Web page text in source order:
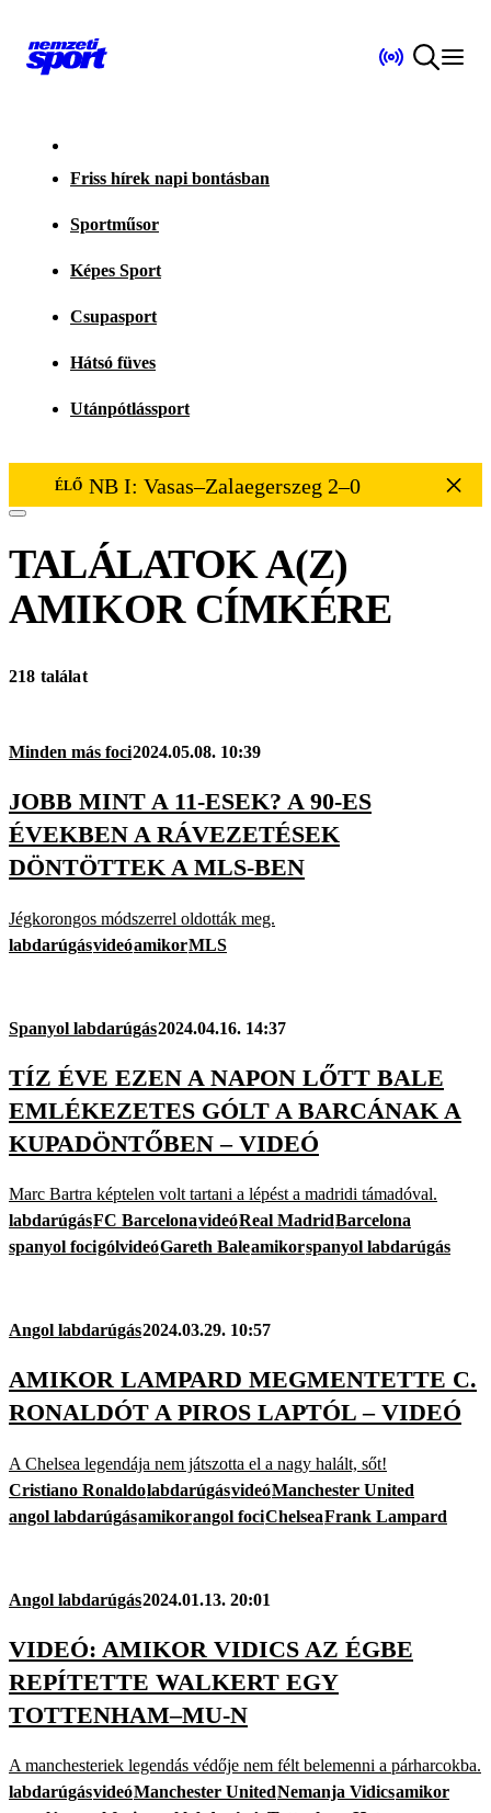
Friss hírek napi bontásban
Sportműsor
Képes Sport
Csupasport
Hátsó füves
Utánpótlássport
ÉLŐ NB I: Vasas–Zalaegerszeg 2–0
TALÁLATOK A(Z)
AMIKORCÍMKÉRE
218 találat
Minden más foci2024.05.08. 10:39
JOBB MINT A 11-ESEK? A 90-ES
ÉVEKBEN A RÁVEZETÉSEK
DÖNTÖTTEK A MLS-BEN
Jégkorongos módszerrel oldották meg.
labdarúgásvideóamikorMLS
Spanyol labdarúgás2024.04.16. 14:37
TÍZ ÉVE EZEN A NAPON LŐTT BALE
EMLÉKEZETES GÓLT A BARCÁNAK A
KUPADÖNTŐBEN – VIDEÓ
Marc Bartra képtelen volt tartani a lépést a madridi támadóval.
labdarúgásFC BarcelonavideóReal MadridBarcelona
spanyol focigólvideóGareth Baleamikorspanyol labdarúgás
Angol labdarúgás2024.03.29. 10:57
AMIKOR LAMPARD MEGMENTETTE C.
RONALDÓT A PIROS LAPTÓL – VIDEÓ
A Chelsea legendája nem játszotta el a nagy halált, sőt!
Cristiano RonaldolabdarúgásvideóManchester United
angol labdarúgásamikorangol fociChelseaFrank Lampard
Angol labdarúgás2024.01.13. 20:01
VIDEÓ: AMIKOR VIDICS AZ ÉGBE
REPÍTETTE WALKERT EGY
TOTTENHAM–MU-N
A manchesteriek legendás védője nem félt belemenni a párharcokba.
labdarúgásvideóManchester UnitedNemanja Vidicsamikor